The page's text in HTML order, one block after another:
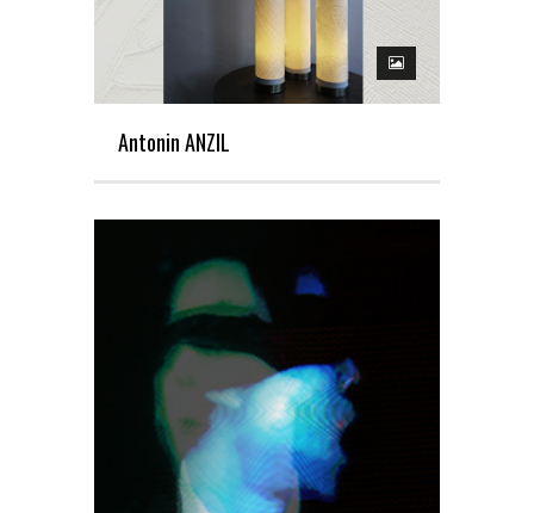
Antonin ANZIL